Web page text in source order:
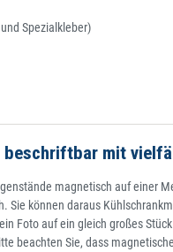
Spezialkleber)
mit
magnetisch auf einer
Sie können daraus
Foto auf ein gleich großes
beachten Sie, dass